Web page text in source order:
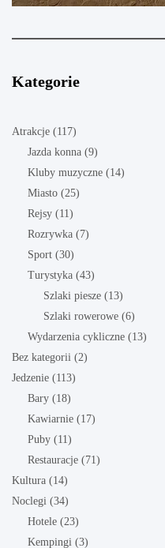
Kategorie
Atrakcje (117)
Jazda konna (9)
Kluby muzyczne (14)
Miasto (25)
Rejsy (11)
Rozrywka (7)
Sport (30)
Turystyka (43)
Szlaki piesze (13)
Szlaki rowerowe (6)
Wydarzenia cykliczne (13)
Bez kategorii (2)
Jedzenie (113)
Bary (18)
Kawiarnie (17)
Puby (11)
Restauracje (71)
Kultura (14)
Noclegi (34)
Hotele (23)
Kempingi (3)